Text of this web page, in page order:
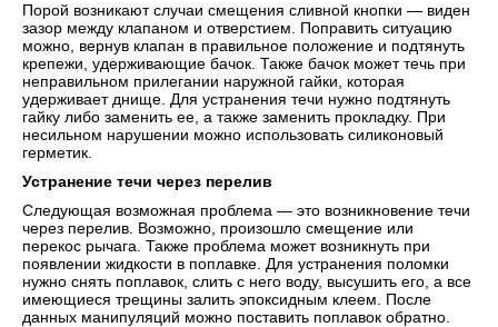
Порой возникают случаи смещения сливной кнопки — виден
зазор между клапаном и отверстием. Поправить ситуацию
можно, вернув клапан в правильное положение и подтянуть
крепежи, удерживающие бачок. Также бачок может течь при
неправильном прилегании наружной гайки, которая
удерживает днище. Для устранения течи нужно подтянуть
гайку либо заменить ее, а также заменить прокладку. При
несильном нарушении можно использовать силиконовый
герметик.
Устранение течи через перелив
Следующая возможная проблема — это возникновение течи
через перелив. Возможно, произошло смещение или
перекос рычага. Также проблема может возникнуть при
появлении жидкости в поплавке. Для устранения поломки
нужно снять поплавок, слить с него воду, высушить его, а все
имеющиеся трещины залить эпоксидным клеем. После
данных манипуляций можно поставить поплавок обратно.